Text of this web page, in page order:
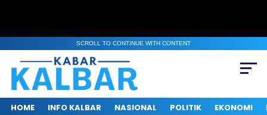
SCROLL TO CONTINUE WITH CONTENT
HOME INFO KALBAR NASIONAL POLITIK EKONOMI